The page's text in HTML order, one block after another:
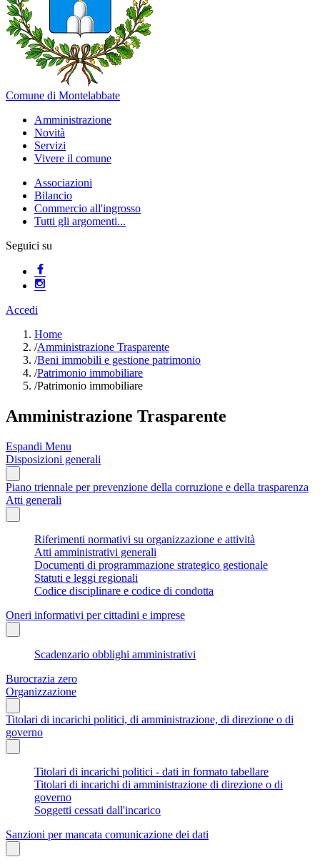
Comune di Montelabbate
Amministrazione
Novità
Servizi
Vivere il comune
Associazioni
Bilancio
Commercio all'ingrosso
Tutti gli argomenti...
Seguici su
Accedi
Home
/Amministrazione Trasparente
/Beni immobili e gestione patrimonio
/Patrimonio immobiliare
/Patrimonio immobiliare
Amministrazione Trasparente
Espandi Menu
Disposizioni generali
Piano triennale per prevenzione della corruzione e della trasparenza
Atti generali
Riferimenti normativi su organizzazione e attività
Atti amministrativi generali
Documenti di programmazione strategico gestionale
Statuti e leggi regionali
Codice disciplinare e codice di condotta
Oneri informativi per cittadini e imprese
Scadenzario obblighi amministrativi
Burocrazia zero
Organizzazione
Titolari di incarichi politici, di amministrazione, di direzione o di
governo
Titolari di incarichi politici - dati in formato tabellare
Titolari di incarichi di amministrazione di direzione o di
governo
Soggetti cessati dall'incarico
Sanzioni per mancata comunicazione dei dati